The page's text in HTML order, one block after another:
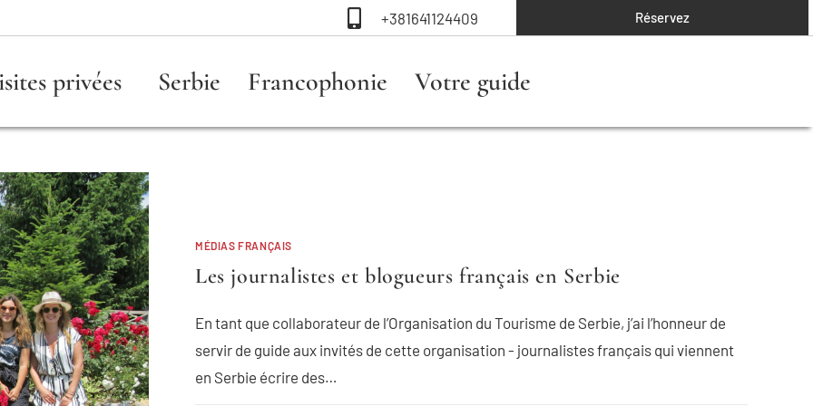
+381641124409 Réservez
privées Serbie Francophonie Votre guide
MÉDIAS FRANÇAIS
Les journalistes et blogueurs français en Serbie
En tant que collaborateur de l’Organisation du Tourisme de Serbie, j’ai l’honneur de
servir de guide aux invités de cette organisation - journalistes français qui viennent
en Serbie écrire des…